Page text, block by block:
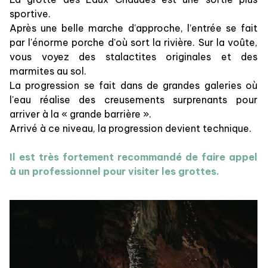
sportive.
Après une belle marche d'approche, l’entrée se fait
par l'énorme porche d'où sort la rivière. Sur la voûte,
vous voyez des stalactites originales et des
marmites au sol.
La progression se fait dans de grandes galeries où
l'eau réalise des creusements surprenants pour
arriver à la « grande barrière ».
Arrivé à ce niveau, la progression devient technique.
Il est très fortement recommandé de faire appel
à un professionnel pour visiter les grottes.